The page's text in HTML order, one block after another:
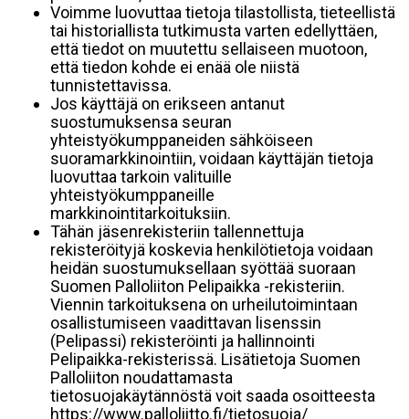
Voimme luovuttaa tietoja tilastollista, tieteellistä
tai historiallista tutkimusta varten edellyttäen,
että tiedot on muutettu sellaiseen muotoon,
että tiedon kohde ei enää ole niistä
tunnistettavissa.
Jos käyttäjä on erikseen antanut
suostumuksensa seuran
yhteistyökumppaneiden sähköiseen
suoramarkkinointiin, voidaan käyttäjän tietoja
luovuttaa tarkoin valituille
yhteistyökumppaneille
markkinointitarkoituksiin.
Tähän jäsenrekisteriin tallennettuja
rekisteröityjä koskevia henkilötietoja voidaan
heidän suostumuksellaan syöttää suoraan
Suomen Palloliiton Pelipaikka -rekisteriin.
Viennin tarkoituksena on urheilutoimintaan
osallistumiseen vaadittavan lisenssin
(Pelipassi) rekisteröinti ja hallinnointi
Pelipaikka-rekisterissä. Lisätietoja Suomen
Palloliiton noudattamasta
tietosuojakäytännöstä voit saada osoitteesta
https://www.palloliitto.fi/tietosuoja/